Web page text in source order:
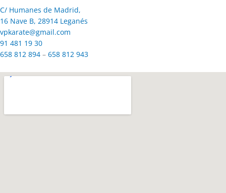
C/ Humanes de Madrid,
16 Nave B, 28914 Leganés
vpkarate@gmail.com
91 481 19 30
658 812 894 – 658 812 943